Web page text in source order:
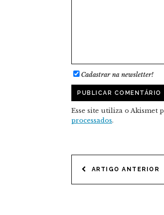
Cadastrar na newsletter!
Esse site utiliza o Akismet
processados.
DE
POST
ARTIGO ANTERIOR